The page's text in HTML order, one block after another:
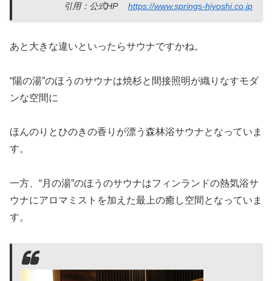
引用：公式HP https://www.springs-hiyoshi.co.jp
あと大きな違いといったらサウナですかね。
“陽の湯”のほうのサウナは焼杉と間接照明が織りなすモダ
ンな空間に
ほんのりとひのきの香りが漂う森林浴サウナとなっていま
す。
一方、“月の湯”のほうのサウナはフィンランドの熱気浴サ
ウナにアロマミストを加えた最上の癒し空間となっていま
す。